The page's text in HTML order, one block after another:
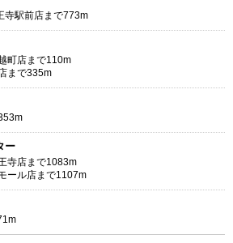
寺駅前店まで773m
町店まで110m
まで335m
ー
寺店まで1083m
ール店まで1107m